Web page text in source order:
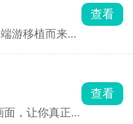
游移植而来，
样的小鱼，解
繁殖后代。超
配丰富装饰物
致、氛围温馨
查看
，让你真正
查看